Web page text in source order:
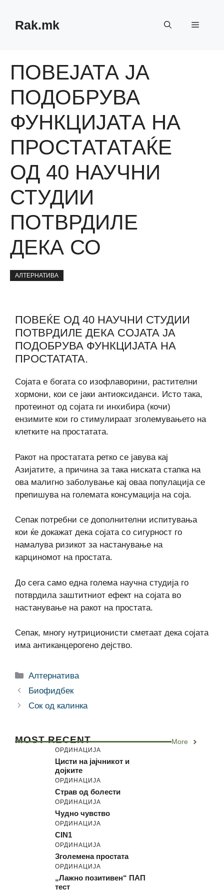
contentRak.mk Menu
ПОВЕЈАТА ЈА
ПОДОБРУВА
ФУНКЦИЈАТА НА
ПРОСТАТАТАЌЕ
ОД 40 НАУЧНИ
СТУДИИ
ПОТВРДИЛЕ
ДЕКА СО
АЛТЕРНАТИВА
ПОВЕЌЕ ОД 40 НАУЧНИ СТУДИИ
ПОТВРДИЛЕ ДЕКА СОЈАТА ЈА
ПОДОБРУВА ФУНКЦИЈАТА НА
ПРОСТАТАТА.
Сојата е богата со изофлаворини, растителни
хормони, кои се јаки антиоксиданси. Исто така,
протеинот од сојата ги инхибира (кочи)
ензимите кои го стимулираат зголемувањето на
клетките на простатата.
Ракот на простатата ретко се јавува кај
Азијатите, а причина за така ниската стапка на
ова малигно заболување кај оваа популација се
препишува на големата консумација на соја.
Сепак потребни се дополнителни испитувања
кои ќе докажат дека сојата со сигурност го
намалува ризикот за настанување на
карциномот на простата.
До сега само една голема научна студија го
потврдила заштитниот ефект на сојата во
настанување на ракот на простата.
Сепак, многу нутриционисти сметаат дека сојата
има антиканцерогено дејство.
Categories
Алтернатива
Биофидбек
Сок од калинка
MOST RECENT More
ОРДИНАЦИЈА
Цисти на јајчникот и
дојките
ОРДИНАЦИЈА
Страв од болести
ОРДИНАЦИЈА
Чудно чувство
ОРДИНАЦИЈА
CIN1
ОРДИНАЦИЈА
Зголемена простата
ОРДИНАЦИЈА
„Лажно позитивен“ ПАП
тест